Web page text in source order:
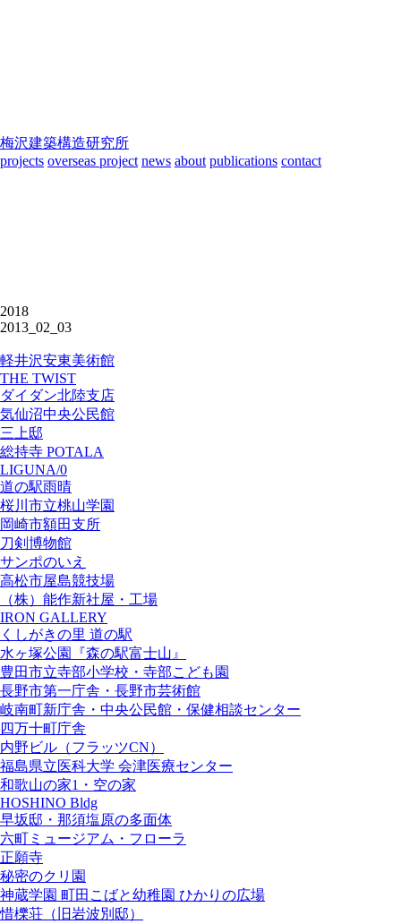
梅沢建築構造研究所
projects overseas project news about publications contact
2018
2013_02_03
軽井沢安東美術館
THE TWIST
ダイダン北陸支店
気仙沼中央公民館
三上邸
総持寺 POTALA
LIGUNA/0
道の駅雨晴
桜川市立桃山学園
岡崎市額田支所
刀剣博物館
サンポのいえ
高松市屋島競技場
（株）能作新社屋・工場
IRON GALLERY
くしがきの里 道の駅
水ヶ塚公園『森の駅富士山』
豊田市立寺部小学校・寺部こども園
長野市第一庁舎・長野市芸術館
岐南町新庁舎・中央公⺠館・保健相談センター
四万十町庁舎
内野ビル（フラッツCN）
福島県立医科大学 会津医療センター
和歌山の家1・空の家
HOSHINO Bldg
早坂邸・那須塩原の多面体
六町ミュージアム・フローラ
正願寺
秘密のクリ園
神蔵学園 町田こばと幼稚園 ひかりの広場
惜櫟荘（旧岩波別邸）